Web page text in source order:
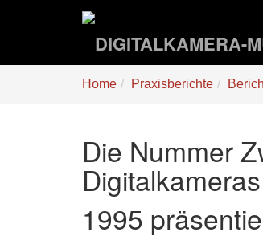
sind
Home Praxisberichte
Die Nummer
Digitalkameras
1995